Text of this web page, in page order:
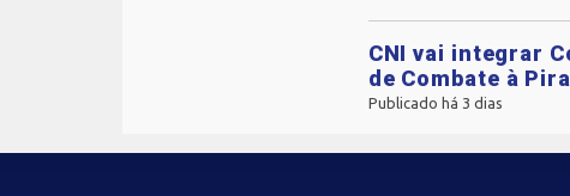
CNI vai integrar
de Combate à
Publicado há 3 dias